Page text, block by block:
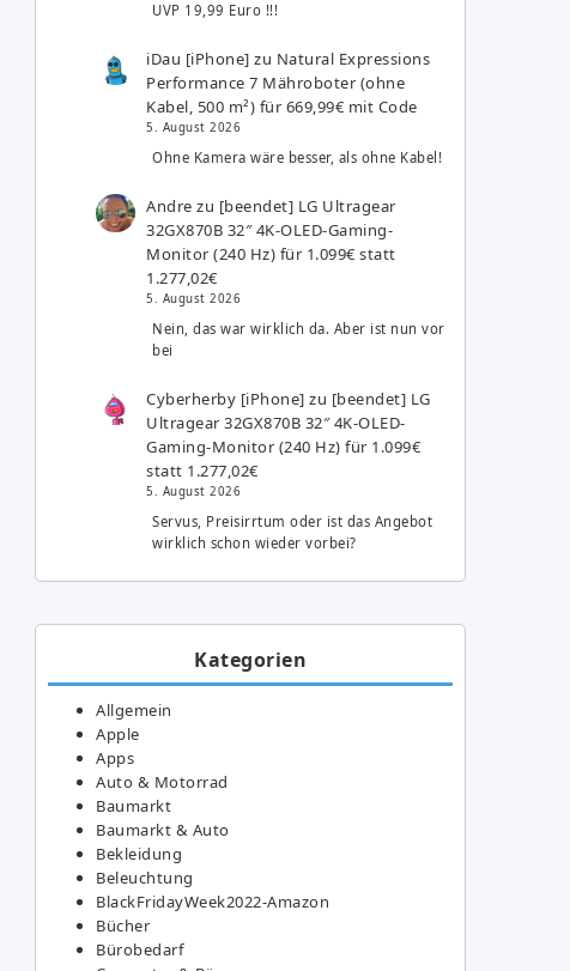
UVP 19,99 Euro !!!
iDau [iPhone] zu Natural Expressions
Performance 7 Mähroboter (ohne
Kabel, 500 m²) für 669,99€ mit Code
5. August 2026
Ohne Kamera wäre besser, als ohne Kabel!
Andre zu [beendet] LG Ultragear
32GX870B 32″ 4K-OLED-Gaming-
Monitor (240 Hz) für 1.099€ statt
1.277,02€
5. August 2026
Nein, das war wirklich da. Aber ist nun vor
bei
Cyberherby [iPhone] zu [beendet] LG
Ultragear 32GX870B 32″ 4K-OLED-
Gaming-Monitor (240 Hz) für 1.099€
statt 1.277,02€
5. August 2026
Servus, Preisirrtum oder ist das Angebot
wirklich schon wieder vorbei?
Kategorien
Allgemein
Apple
Apps
Auto & Motorrad
Baumarkt
Baumarkt & Auto
Bekleidung
Beleuchtung
BlackFridayWeek2022-Amazon
Bücher
Bürobedarf